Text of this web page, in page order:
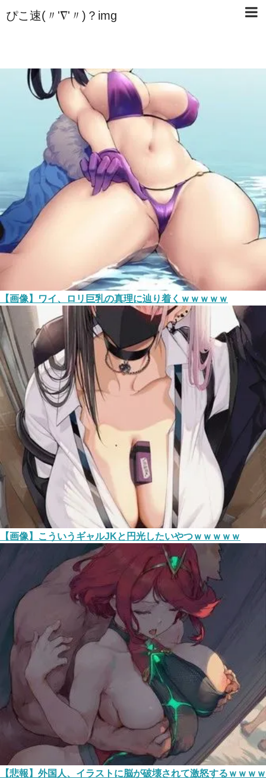
ぴこ速(〃'∇'〃)？img
【画像】ワイ、ロリ巨乳の真理に辿り着くｗｗｗｗｗ
【画像】こういうギャルJKと円光したいやつｗｗｗｗｗ
【悲報】外国人、イラストに脳が破壊されて激怒するｗｗｗｗ